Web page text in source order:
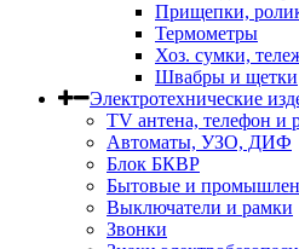
Прищепки,
Термометры
Хоз. сумки,
Швабры и щетки
Электротехнические
TV aнтена, телефон и
Автоматы, УЗО, ДИФ
Блок БКВР
Бытовые и
Выключатели и рамки
Звонки